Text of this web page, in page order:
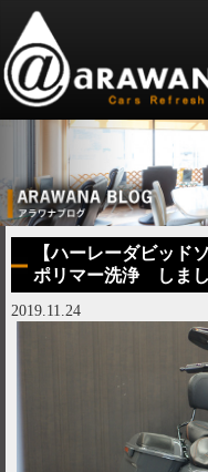
【ハーレーダビッ
ポリマー洗浄 しまし
2019.11.24